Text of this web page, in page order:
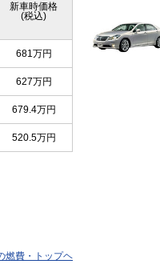
新車時価格
(税込)
681万円
627万円
679.4万円
520.5万円
燃費・トップヘ